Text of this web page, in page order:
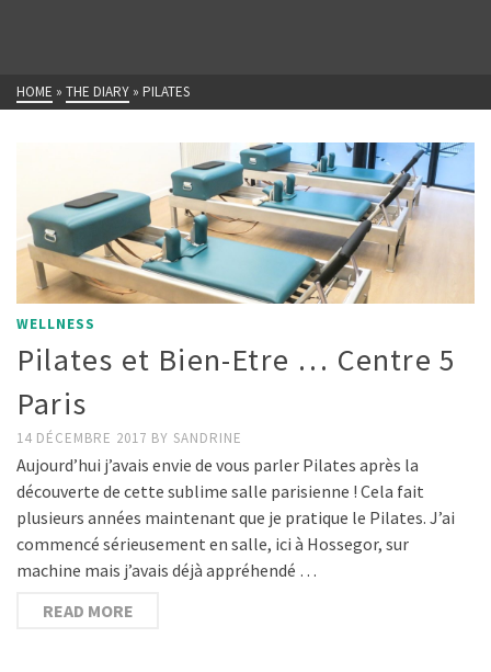
HOME » THE DIARY » PILATES
WELLNESS
Pilates et Bien-Etre … Centre 5
Paris
14 DÉCEMBRE 2017 BY SANDRINE
Aujourd’hui j’avais envie de vous parler Pilates après la
découverte de cette sublime salle parisienne ! Cela fait
plusieurs années maintenant que je pratique le Pilates. J’ai
commencé sérieusement en salle, ici à Hossegor, sur
machine mais j’avais déjà appréhendé …
READ MORE